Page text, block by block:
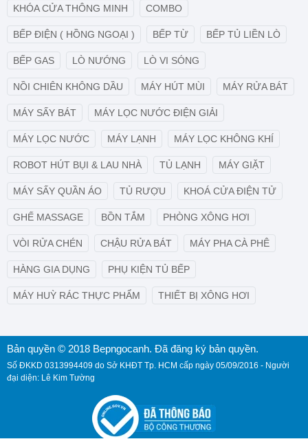
KHÓA CỬA THÔNG MINH COMBO
BẾP ĐIỆN ( HỒNG NGOẠI ) BẾP TỪ BẾP TỦ LIỀN LÒ
BẾP GAS LÒ NƯỚNG LÒ VI SÓNG
NỒI CHIÊN KHÔNG DẦU MÁY HÚT MÙI MÁY RỬA BÁT
MÁY SẤY BÁT MÁY LỌC NƯỚC ĐIỆN GIẢI
MÁY LỌC NƯỚC MÁY LẠNH MÁY LỌC KHÔNG KHÍ
ROBOT HÚT BỤI & LAU NHÀ TỦ LẠNH MÁY GIẶT
MÁY SẤY QUẦN ÁO TỦ RƯỢU KHOÁ CỬA ĐIỆN TỬ
GHẾ MASSAGE BỒN TẮM PHÒNG XÔNG HƠI
VÒI RỬA CHÉN CHẬU RỬA BÁT MÁY PHA CÀ PHÊ
HÀNG GIA DỤNG PHỤ KIỆN TỦ BẾP
MÁY HUỲ RÁC THỰC PHẨM THIẾT BỊ XÔNG HƠI
Bản quyền © 2018 Bepngocanh. Đã đăng ký bản quyền.
Số ĐKKD 0313994409 do Sở KHĐT Tp. HCM cấp ngày 05/09/2016 - Người
đại diện: Lê Kim Tường